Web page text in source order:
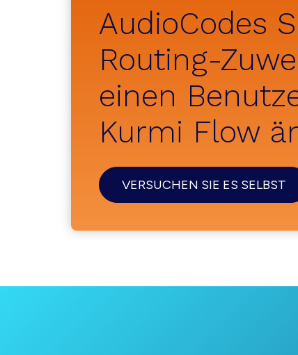
AudioCodes
Routing-
einen
Kurmi Flow
VERSUCHEN SIE ES SELBST